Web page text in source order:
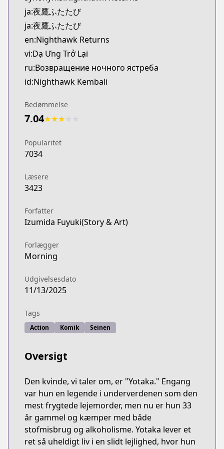
ja:夜鷹ふたたび
ja:夜鷹ふたたび
en:Nighthawk Returns
vi:Dạ Ưng Trở Lại
ru:Возвращение ночного ястреба
id:Nighthawk Kembali
Bedømmelse
7.04★★★
Popularitet
7034
Læsere
3423
Forfatter
Izumida Fuyuki(Story & Art)
Forlægger
Morning
Udgivelsesdato
11/13/2025
Tags
Action Komik Seinen
Oversigt
Den kvinde, vi taler om, er "Yotaka." Engang
var hun en legende i underverdenen som den
mest frygtede lejemorder, men nu er hun 33
år gammel og kæmper med både
stofmisbrug og alkoholisme. Yotaka lever et
ret så uheldigt liv i en slidt lejlighed, hvor hun